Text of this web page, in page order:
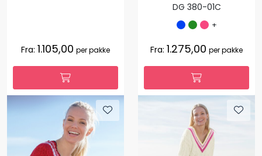
Fra: 1.105,00 per pakke
DG 380-01C
+
Fra: 1.275,00 per pakke